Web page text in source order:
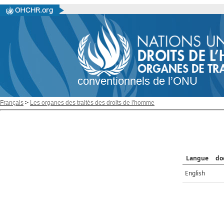
conventionnels de l’ONU
Français > Les organes des traités des droits de l'homme
Langue
English